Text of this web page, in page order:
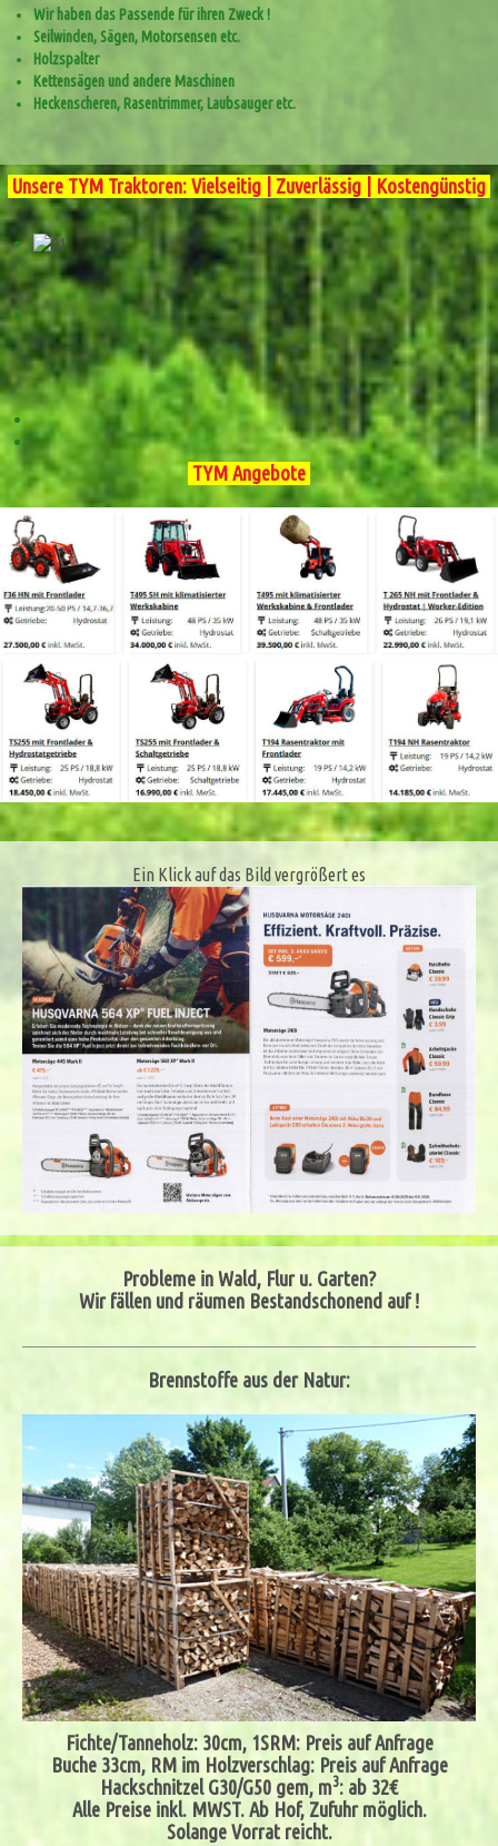
Wir haben das Passende für ihren Zweck !
Seilwinden, Sägen, Motorsensen etc.
Holzspalter
Kettensägen und andere Maschinen
Heckenscheren, Rasentrimmer, Laubsauger etc.
Unsere TYM Traktoren: Vielseitig | Zuverlässig | Kostengünstig
TYM Angebote
Ein Klick auf das Bild vergrößert es
Probleme in Wald, Flur u. Garten?
Wir fällen und räumen Bestandschonend auf !
Brennstoffe aus der Natur:
Fichte/Tanneholz: 30cm, 1SRM: Preis auf Anfrage
Buche 33cm, RM im Holzverschlag: Preis auf Anfrage
Hackschnitzel G30/G50 gem, m3: ab 32€
Alle Preise inkl. MWST. Ab Hof, Zufuhr möglich.
Solange Vorrat reicht.